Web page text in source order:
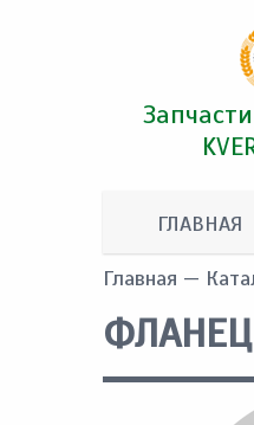
ГЛАВНАЯ
Главная —
ФЛАНЕЦ